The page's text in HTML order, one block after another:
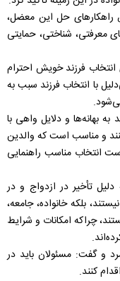
حل این معضل،
معرفتی، شناختی، حمایتی
انتخاب فرزند خویش احترام
با انتخاب فرزند سبب به
به بهانه‌ها و دلایل واهی با
و مناسب است که والدین
انتخاب مناسب راهنمایی
تأخیر در ازدواج و در
بلکه خانواده، جامعه،
چراکه امکانات و شرایط
و گفت: مسئولان باید در
کنند.